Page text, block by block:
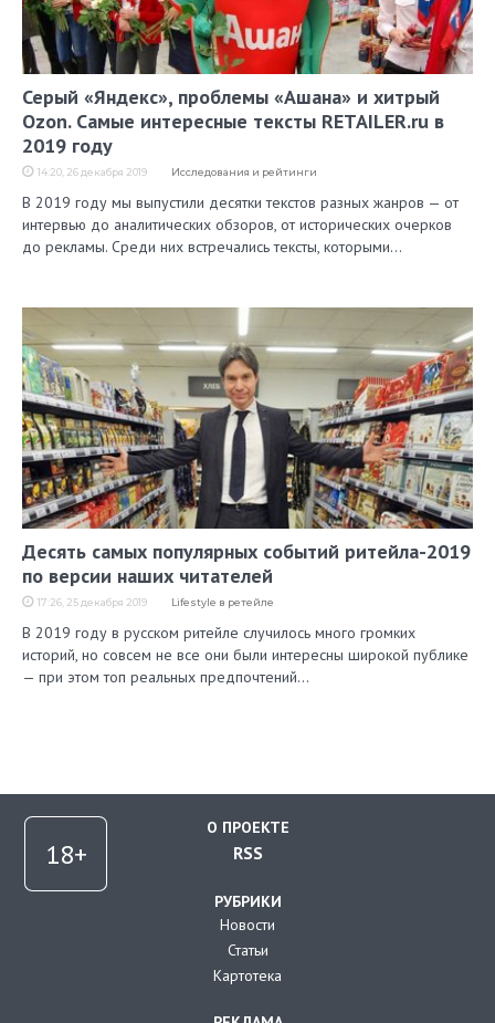
Серый «Яндекс», проблемы «Ашана» и хитрый
Ozon. Самые интересные тексты RETAILER.ru в
2019 году
14:20, 26 декабря 2019 Исследования и рейтинги
В 2019 году мы выпустили десятки текстов разных жанров — от
интервью до аналитических обзоров, от исторических очерков
до рекламы. Среди них встречались тексты, которыми…
Десять самых популярных событий ритейла-2019
по версии наших читателей
17:26, 25 декабря 2019 Lifestyle в ретейле
В 2019 году в русском ритейле случилось много громких
историй, но совсем не все они были интересны широкой публике
— при этом топ реальных предпочтений…
О ПРОЕКТЕ
RSS
РУБРИКИ
Новости
Статьи
Картотека